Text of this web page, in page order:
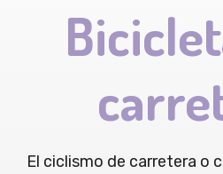
El ciclismo de carretera o